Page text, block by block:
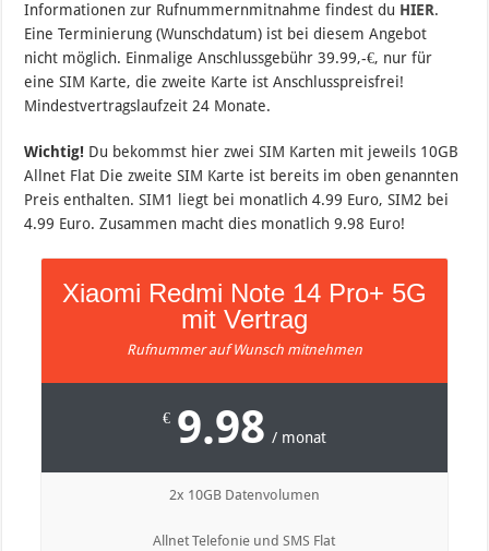
Informationen zur Rufnummernmitnahme findest du HIER.
Eine Terminierung (Wunschdatum) ist bei diesem Angebot
nicht möglich. Einmalige Anschlussgebühr 39.99,-€, nur für
eine SIM Karte, die zweite Karte ist Anschlusspreisfrei!
Mindestvertragslaufzeit 24 Monate.
Wichtig! Du bekommst hier zwei SIM Karten mit jeweils 10GB
Allnet Flat Die zweite SIM Karte ist bereits im oben genannten
Preis enthalten. SIM1 liegt bei monatlich 4.99 Euro, SIM2 bei
4.99 Euro. Zusammen macht dies monatlich 9.98 Euro!
Xiaomi Redmi Note 14 Pro+ 5G
mit Vertrag
Rufnummer auf Wunsch mitnehmen
€ 9.98 / monat
2x 10GB Datenvolumen
Allnet Telefonie und SMS Flat